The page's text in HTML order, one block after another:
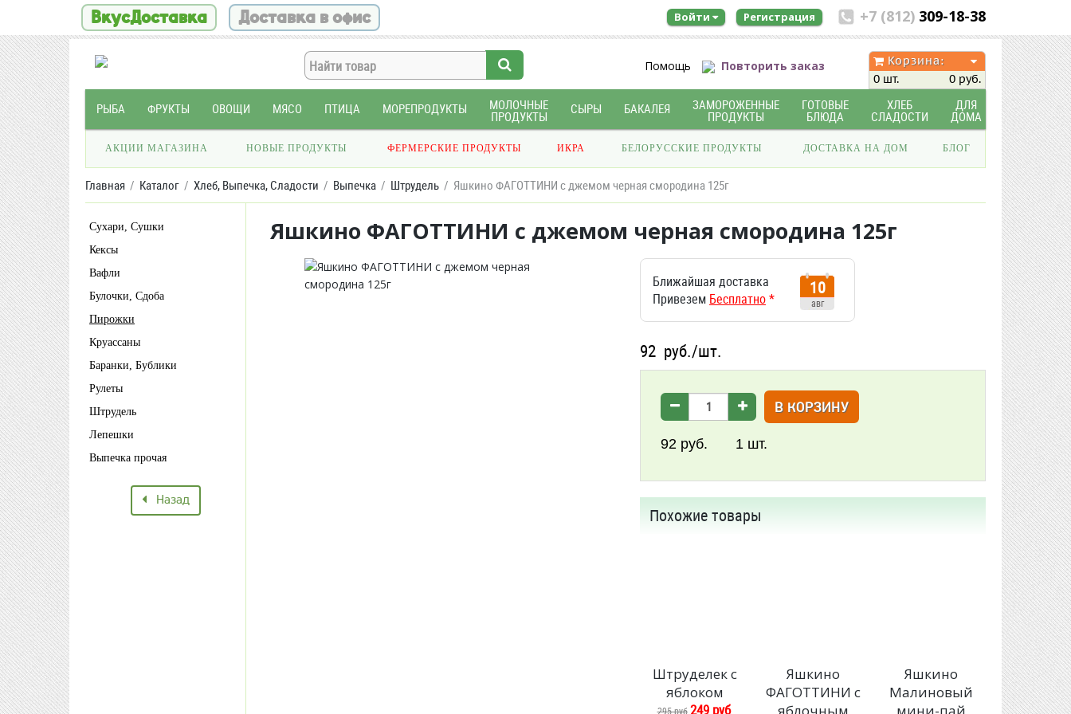
ВкусДоставка Доставка в офис +7 (812) 309-18-38
Войти Регистрация
Помощь Повторить заказ
Корзина:
0 шт.
0 руб.
РЫБА ФРУКТЫ ОВОЩИ МЯСО ПТИЦА МОРЕПРОДУКТЫ МОЛОЧНЫЕ
ПРОДУКТЫ
СЫРЫ БАКАЛЕЯ ЗАМОРОЖЕННЫЕ
ПРОДУКТЫ
ГОТОВЫЕ
БЛЮДА
ХЛЕБ
СЛАДОСТИ
ДЛЯ
ДОМА
АКЦИИ МАГАЗИНА НОВЫЕ ПРОДУКТЫ ФЕРМЕРСКИЕ ПРОДУКТЫ ИКРА БЕЛОРУССКИЕ ПРОДУКТЫ ДОСТАВКА НА ДОМ БЛОГ
Главная Каталог Хлеб, Выпечка, Сладости Выпечка Штрудель Яшкино ФАГОТТИНИ с джемом черная смородина 125г
Сухари, Сушки
Кексы
Вафли
Булочки, Сдоба
Пирожки
Круассаны
Баранки, Бублики
Рулеты
Штрудель
Лепешки
Выпечка прочая
Назад
Яшкино ФАГОТТИНИ с джемом черная смородина 125г
Ближайшая доставка
Привезем Бесплатно*
10
авг
92 руб./шт.
В КОРЗИНУ
92 руб. 1 шт.
Похожие товары
Штруделек с
яблоком
295 руб 249 руб
Яшкино
ФАГОТТИНИ с
Яшкино
Малиновый